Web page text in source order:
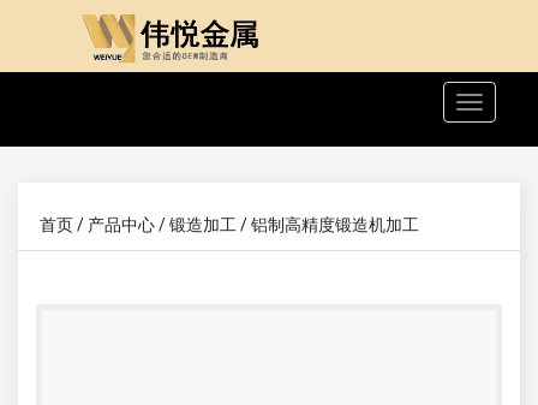
切
首页/ 产品中心/锻造加工 /铝制高精度锻造机加工